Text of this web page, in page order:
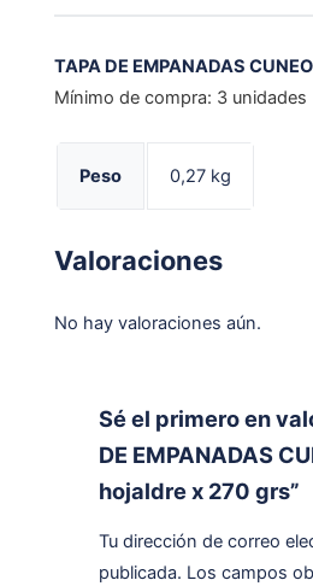
TAPA DE EMPANADAS
Mínimo de compra: 3 unidades
Peso 0,27 kg
Valoraciones
No hay valoraciones aún.
Sé el primero en
DE EMPANADAS
hojaldre x 270 grs”
Tu dirección de correo
publicada. Los campos